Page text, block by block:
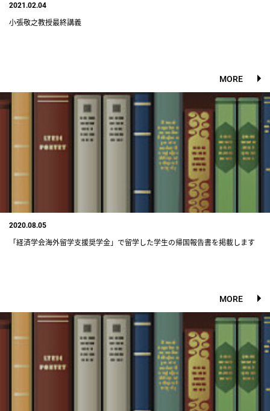
2021.02.04
小張敬之教授最終講義
MORE
2020.08.05
「経済学会海外留学支援奨学金」で留学した学生の帰国報告書を掲載します
MORE